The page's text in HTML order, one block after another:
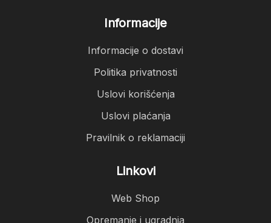
Informacije
Informacije o dostavi
Politika privatnosti
Uslovi korišćenja
Uslovi plaćanja
Pravilnik o reklamaciji
Linkovi
Web Shop
Opremanje i ugradnja